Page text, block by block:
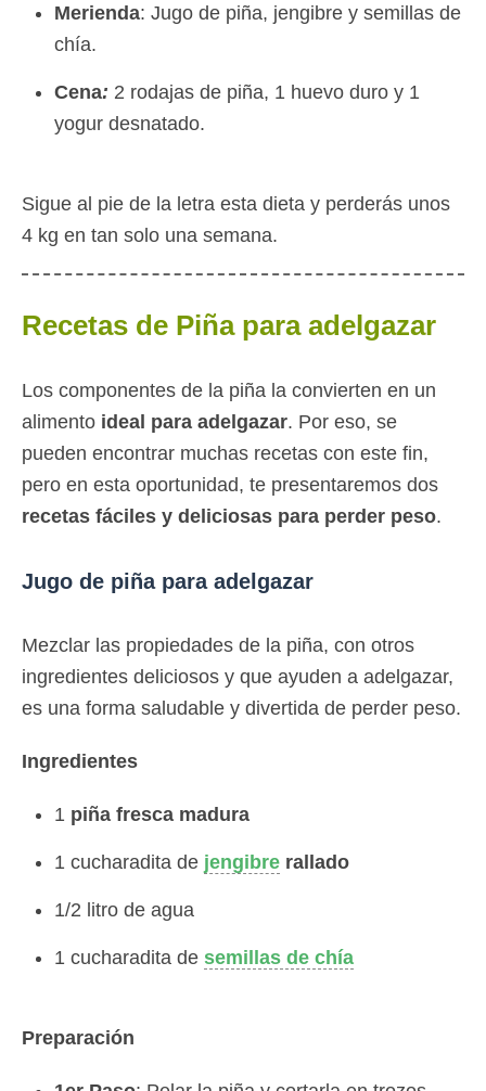
Merienda: Jugo de piña, jengibre y semillas de
chía.
Cena: 2 rodajas de piña, 1 huevo duro y 1
yogur desnatado.
Sigue al pie de la letra esta dieta y perderás unos
4 kg en tan solo una semana.
Recetas de Piña para adelgazar
Los componentes de la piña la convierten en un
alimento ideal para adelgazar. Por eso, se
pueden encontrar muchas recetas con este fin,
pero en esta oportunidad, te presentaremos dos
recetas fáciles y deliciosas para perder peso.
Jugo de piña para adelgazar
Mezclar las propiedades de la piña, con otros
ingredientes deliciosos y que ayuden a adelgazar,
es una forma saludable y divertida de perder peso.
Ingredientes
1 piña fresca madura
1 cucharadita de jengibre rallado
1/2 litro de agua
1 cucharadita de semillas de chía
Preparación